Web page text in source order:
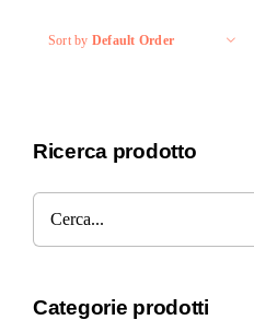
Sort by Default Order
Ricerca prodotto
Categorie prodotti